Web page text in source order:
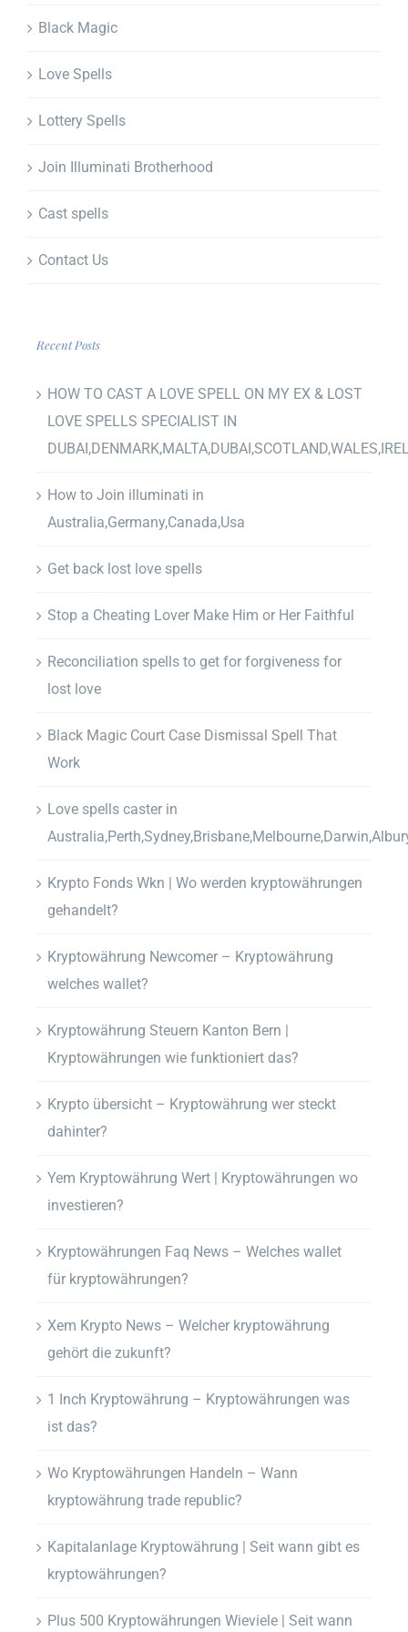
Black Magic
Love Spells
Lottery Spells
Join Illuminati Brotherhood
Cast spells
Contact Us
Recent Posts
HOW TO CAST A LOVE SPELL ON MY EX & LOST
LOVE SPELLS SPECIALIST IN
How to Join illuminati in
Australia,Germany,Canada,Usa
Get back lost love spells
Stop a Cheating Lover Make Him or Her Faithful
Reconciliation spells to get for forgiveness for
lost love
Black Magic Court Case Dismissal Spell That
Work
Love spells caster in
Krypto Fonds Wkn | Wo werden kryptowährungen
gehandelt?
Kryptowährung Newcomer – Kryptowährung
welches wallet?
Kryptowährung Steuern Kanton Bern |
Kryptowährungen wie funktioniert das?
Krypto übersicht – Kryptowährung wer steckt
dahinter?
Yem Kryptowährung Wert | Kryptowährungen wo
investieren?
Kryptowährungen Faq News – Welches wallet
für kryptowährungen?
Xem Krypto News – Welcher kryptowährung
gehört die zukunft?
1 Inch Kryptowährung – Kryptowährungen was
ist das?
Wo Kryptowährungen Handeln – Wann
kryptowährung trade republic?
Kapitalanlage Kryptowährung | Seit wann gibt es
kryptowährungen?
Plus 500 Kryptowährungen Wieviele | Seit wann